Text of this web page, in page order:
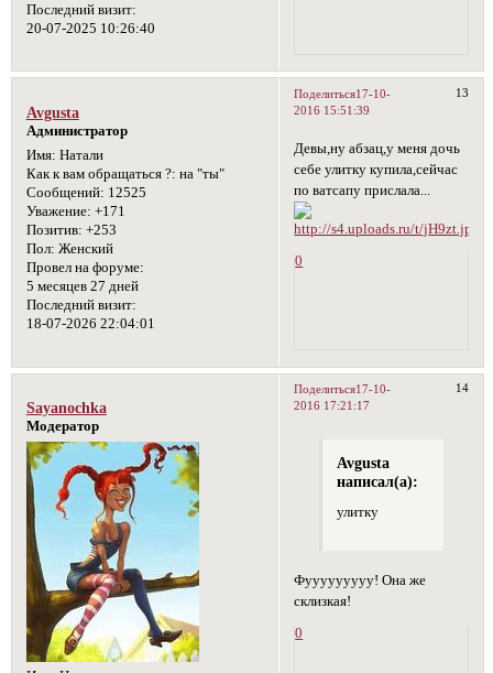
Последний визит:
20-07-2025 10:26:40
Поделиться 13
17-10-
2016 15:51:39
Avgusta
Администратор
Имя: Натали
Как к вам обращаться ?: на "ты"
Сообщений: 12525
Уважение: +171
Позитив: +253
Пол: Женский
Провел на форуме:
5 месяцев 27 дней
Последний визит:
18-07-2026 22:04:01
Девы,ну абзац,у меня дочь
себе улитку купила,сейчас
по ватсапу прислала...
0
Поделиться 14
17-10-
2016 17:21:17
Sayanochka
Модератор
Avgusta
написал(а):
улитку
Фууууууууу! Она же
склизкая!
0